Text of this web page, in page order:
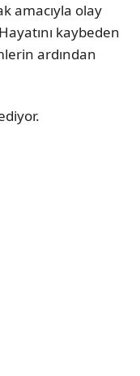
amacıyla olay
kaybeden
ardından